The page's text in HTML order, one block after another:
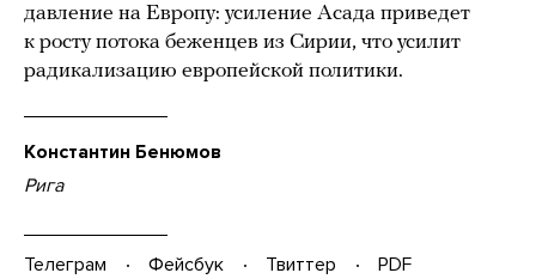
давление на Европу: усиление Асада приведет
к росту потока беженцев из Сирии, что усилит
радикализацию европейской политики.
Константин Бенюмов
Рига
Телеграм Фейсбук Твиттер
PDF